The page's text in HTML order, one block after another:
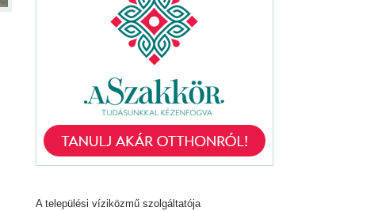
A települési víziközmű szolgáltatója